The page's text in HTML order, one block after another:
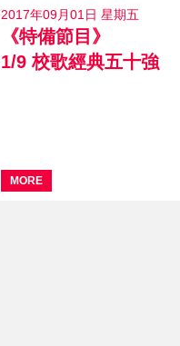
2017年09月01日 星期五
《特備節目》
1/9 校歌經典五十強
MORE